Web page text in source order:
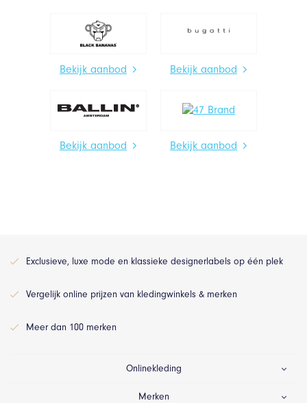
Bekijk aanbod Bekijk aanbod
Bekijk aanbod Bekijk aanbod
Exclusieve, luxe mode en klassieke designerlabels op één plek
Vergelijk online prijzen van kledingwinkels & merken
Meer dan 100 merken
Onlinekleding
Merken